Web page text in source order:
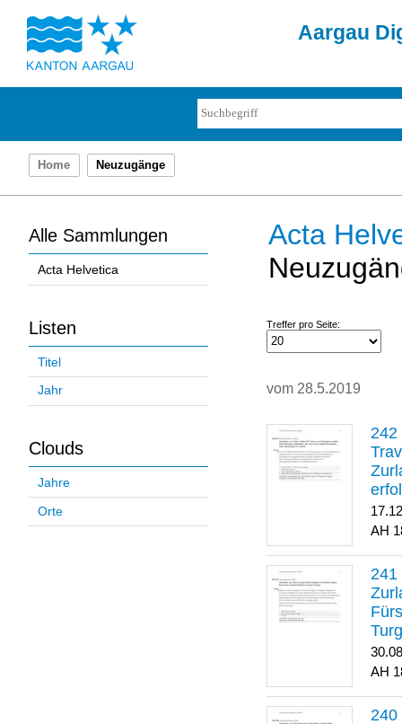
Aargau
Home Neuzugänge
Alle Sammlungen
Acta Helvetica
Listen
Titel
Jahr
Clouds
Jahre
Orte
Acta
Treffer pro Seite:
vom 28.5.2019